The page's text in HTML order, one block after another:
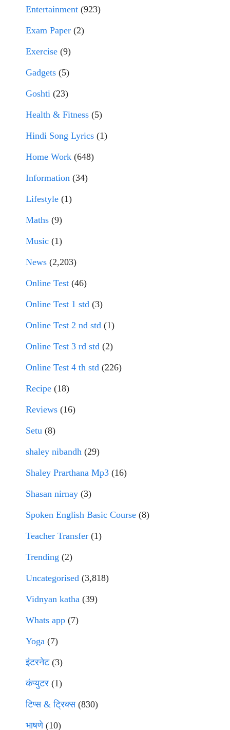
Entertainment (923)
Exam Paper (2)
Exercise (9)
Gadgets (5)
Goshti (23)
Health & Fitness (5)
Hindi Song Lyrics (1)
Home Work (648)
Information (34)
Lifestyle (1)
Maths (9)
Music (1)
News (2,203)
Online Test (46)
Online Test 1 std (3)
Online Test 2 nd std (1)
Online Test 3 rd std (2)
Online Test 4 th std (226)
Recipe (18)
Reviews (16)
Setu (8)
shaley nibandh (29)
Shaley Prarthana Mp3 (16)
Shasan nirnay (3)
Spoken English Basic Course (8)
Teacher Transfer (1)
Trending (2)
Uncategorised (3,818)
Vidnyan katha (39)
Whats app (7)
Yoga (7)
इंटरनेट(3)
कंप्युटर (1)
टिप्स & ट्रिक्स(830)
भाषणे(10)